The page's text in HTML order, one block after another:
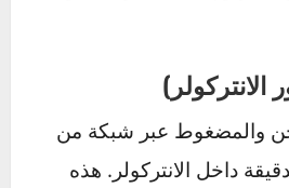
غازات العادم) بسحب
ضغط للغاز تؤدي إلى
يمكن أن تصل حرارة
الهواء بعد خروجه من التيربو إلى 150 درجة مئوية